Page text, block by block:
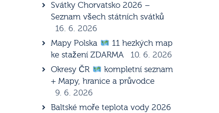
Svátky Chorvatsko 2026 –
Seznam všech státních svátků
16. 6. 2026
Mapy Polska
11 hezkých map
ke stažení ZDARMA
10. 6. 2026
Okresy ČR
kompletní seznam
+ Mapy, hranice a průvodce
9. 6. 2026
Baltské moře teplota vody 2026